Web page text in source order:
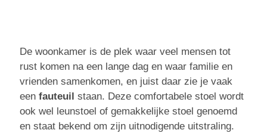
De woonkamer is de plek waar veel mensen tot
rust komen na een lange dag en waar familie en
vrienden samenkomen, en juist daar zie je vaak
een fauteuil staan. Deze comfortabele stoel wordt
ook wel leunstoel of gemakkelijke stoel genoemd
en staat bekend om zijn uitnodigende uitstraling.